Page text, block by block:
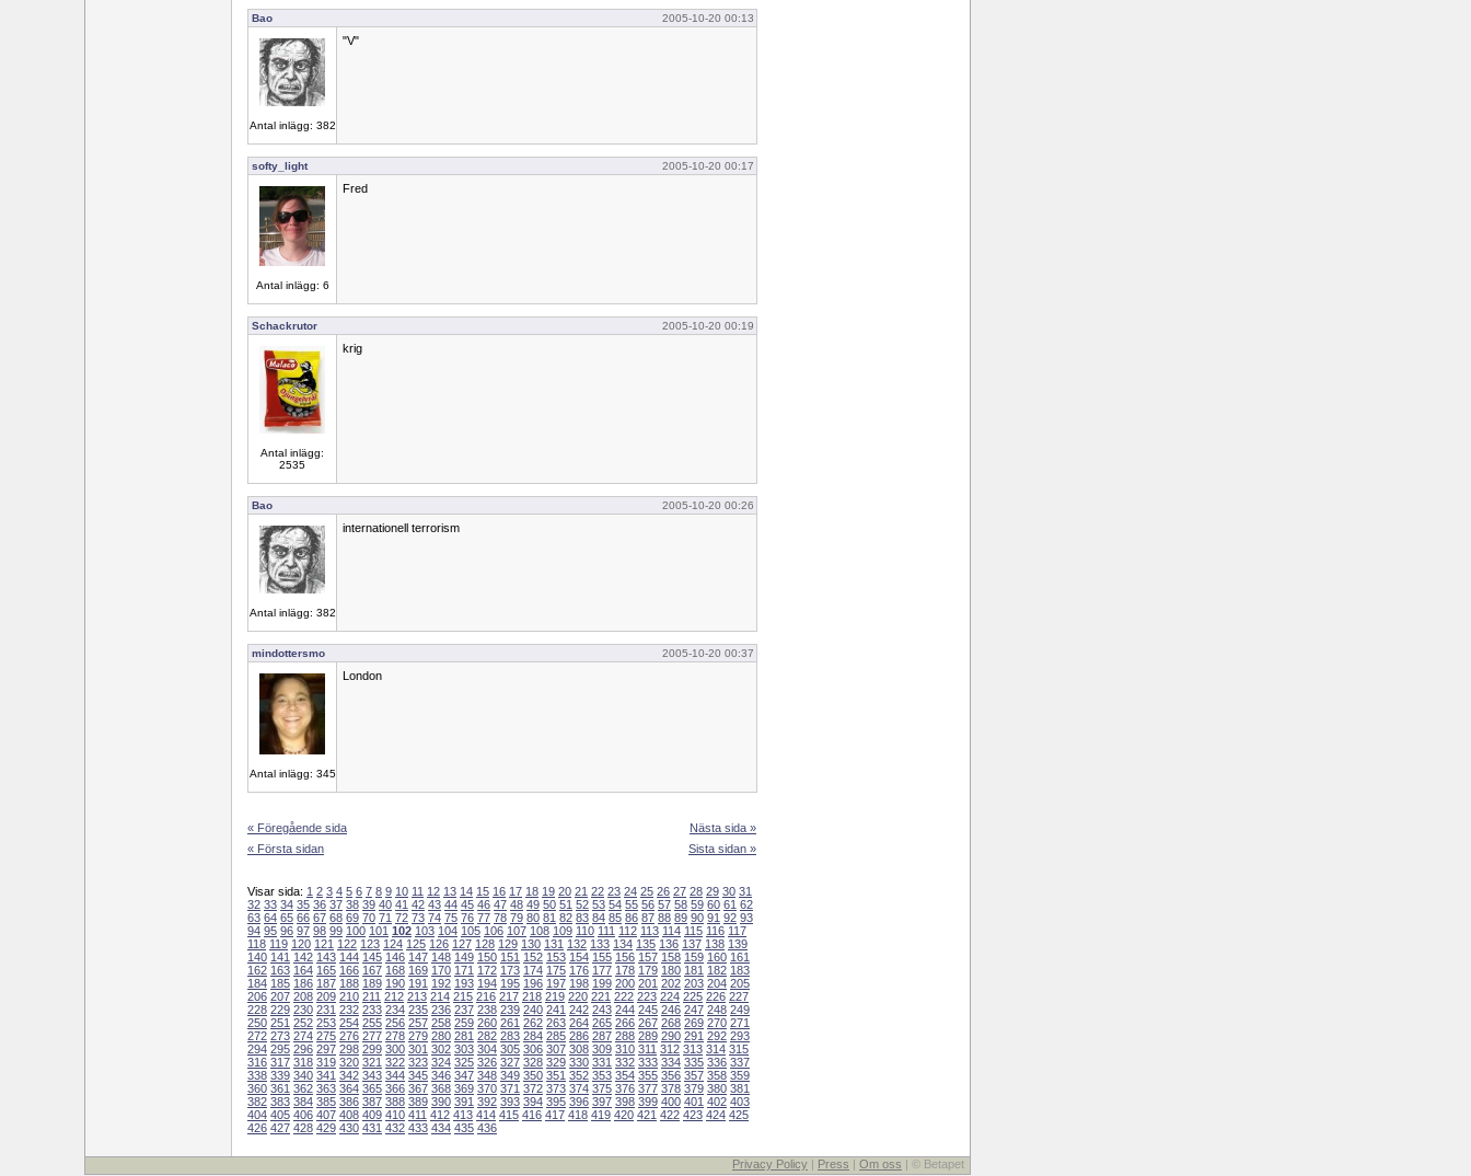
Bao 2005-10-20 00:13
Antal inlägg: 382
"V"
softy_light 2005-10-20 00:17
Antal inlägg: 6
Fred
Schackrutor 2005-10-20 00:19
Antal inlägg:
2535
krig
Bao 2005-10-20 00:26
Antal inlägg: 382
internationell terrorism
mindottersmo 2005-10-20 00:37
Antal inlägg: 345
London
« Föregående sida
« Första sidan
Nästa sida »
Sista sidan »
Visar sida: 1 2 3 4 5 6 7 8 9 10 11 12 13 14 15 16 17 18 19 20 21 22 23 24 25 26 27 28 29 30 31
32 33 34 35 36 37 38 39 40 41 42 43 44 45 46 47 48 49 50 51 52 53 54 55 56 57 58 59 60 61 62
63 64 65 66 67 68 69 70 71 72 73 74 75 76 77 78 79 80 81 82 83 84 85 86 87 88 89 90 91 92 93
94 95 96 97 98 99 100 101 102 103 104 105 106 107 108 109 110 111 112 113 114 115 116 117
118 119 120 121 122 123 124 125 126 127 128 129 130 131 132 133 134 135 136 137 138 139
140 141 142 143 144 145 146 147 148 149 150 151 152 153 154 155 156 157 158 159 160 161
162 163 164 165 166 167 168 169 170 171 172 173 174 175 176 177 178 179 180 181 182 183
184 185 186 187 188 189 190 191 192 193 194 195 196 197 198 199 200 201 202 203 204 205
206 207 208 209 210 211 212 213 214 215 216 217 218 219 220 221 222 223 224 225 226 227
228 229 230 231 232 233 234 235 236 237 238 239 240 241 242 243 244 245 246 247 248 249
250 251 252 253 254 255 256 257 258 259 260 261 262 263 264 265 266 267 268 269 270 271
272 273 274 275 276 277 278 279 280 281 282 283 284 285 286 287 288 289 290 291 292 293
294 295 296 297 298 299 300 301 302 303 304 305 306 307 308 309 310 311 312 313 314 315
316 317 318 319 320 321 322 323 324 325 326 327 328 329 330 331 332 333 334 335 336 337
338 339 340 341 342 343 344 345 346 347 348 349 350 351 352 353 354 355 356 357 358 359
360 361 362 363 364 365 366 367 368 369 370 371 372 373 374 375 376 377 378 379 380 381
382 383 384 385 386 387 388 389 390 391 392 393 394 395 396 397 398 399 400 401 402 403
404 405 406 407 408 409 410 411 412 413 414 415 416 417 418 419 420 421 422 423 424 425
426 427 428 429 430 431 432 433 434 435 436
Privacy Policy | Press | Om oss | © Betapet